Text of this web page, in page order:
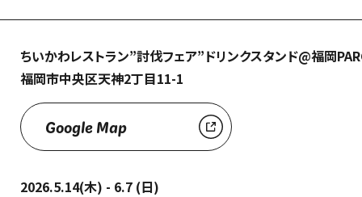
ちいかわレストラン”討伐フェア”ドリンクスタンド@福岡
福岡市中央区天神2丁目11-1
Google Map
2026.5.14(木) - 6.7 (日)